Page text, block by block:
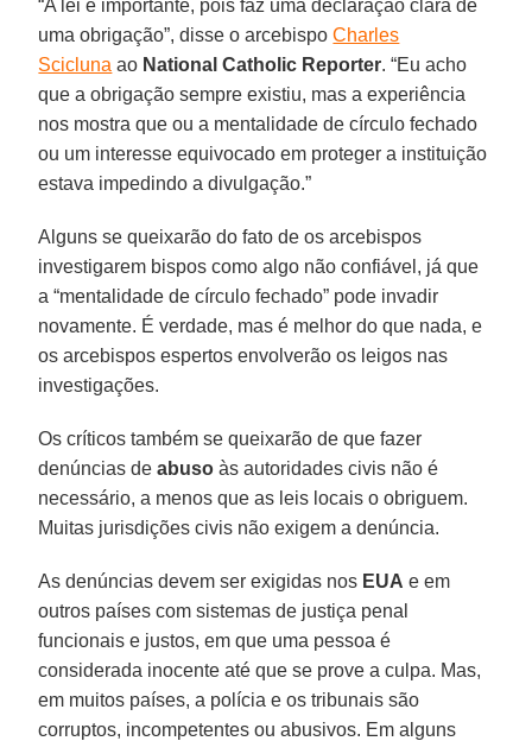
“A lei é importante, pois faz uma declaração clara de
uma obrigação”, disse o arcebispoCharles
Scicluna ao National Catholic Reporter. “Eu acho
que a obrigação sempre existiu, mas a experiência
nos mostra que ou a mentalidade de círculo fechado
ou um interesse equivocado em proteger a instituição
estava impedindo a divulgação.”
Alguns se queixarão do fato de os arcebispos
investigarem bispos como algo não confiável, já que
a “mentalidade de círculo fechado” pode invadir
novamente. É verdade, mas é melhor do que nada, e
os arcebispos espertos envolverão os leigos nas
investigações.
Os críticos também se queixarão de que fazer
denúncias deabuso às autoridades civis não é
necessário, a menos que as leis locais o obriguem.
Muitas jurisdições civis não exigem a denúncia.
As denúncias devem ser exigidas nos EUA e em
outros países com sistemas de justiça penal
funcionais e justos, em que uma pessoa é
considerada inocente até que se prove a culpa. Mas,
em muitos países, a polícia e os tribunais são
corruptos, incompetentes ou abusivos. Em alguns